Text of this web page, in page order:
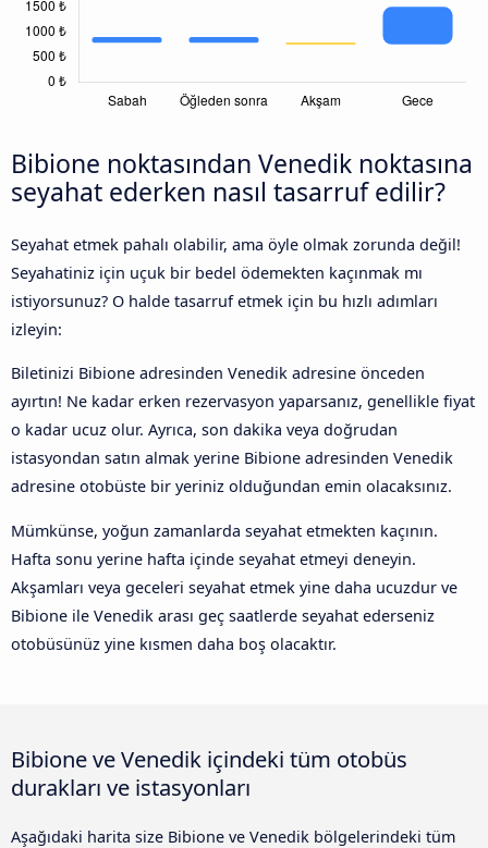
Bibione noktasından Venedik noktasına
seyahat ederken nasıl tasarruf edilir?
Seyahat etmek pahalı olabilir, ama öyle olmak zorunda değil!
Seyahatiniz için uçuk bir bedel ödemekten kaçınmak mı
istiyorsunuz? O halde tasarruf etmek için bu hızlı adımları
izleyin:
Biletinizi Bibione adresinden Venedik adresine önceden
ayırtın! Ne kadar erken rezervasyon yaparsanız, genellikle fiyat
o kadar ucuz olur. Ayrıca, son dakika veya doğrudan
istasyondan satın almak yerine Bibione adresinden Venedik
adresine otobüste bir yeriniz olduğundan emin olacaksınız.
Mümkünse, yoğun zamanlarda seyahat etmekten kaçının.
Hafta sonu yerine hafta içinde seyahat etmeyi deneyin.
Akşamları veya geceleri seyahat etmek yine daha ucuzdur ve
Bibione ile Venedik arası geç saatlerde seyahat ederseniz
otobüsünüz yine kısmen daha boş olacaktır.
Bibione ve Venedik içindeki tüm otobüs
durakları ve istasyonları
Aşağıdaki harita size Bibione ve Venedik bölgelerindeki tüm